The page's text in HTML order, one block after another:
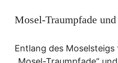
Mosel-Traumpfade
Entlang des